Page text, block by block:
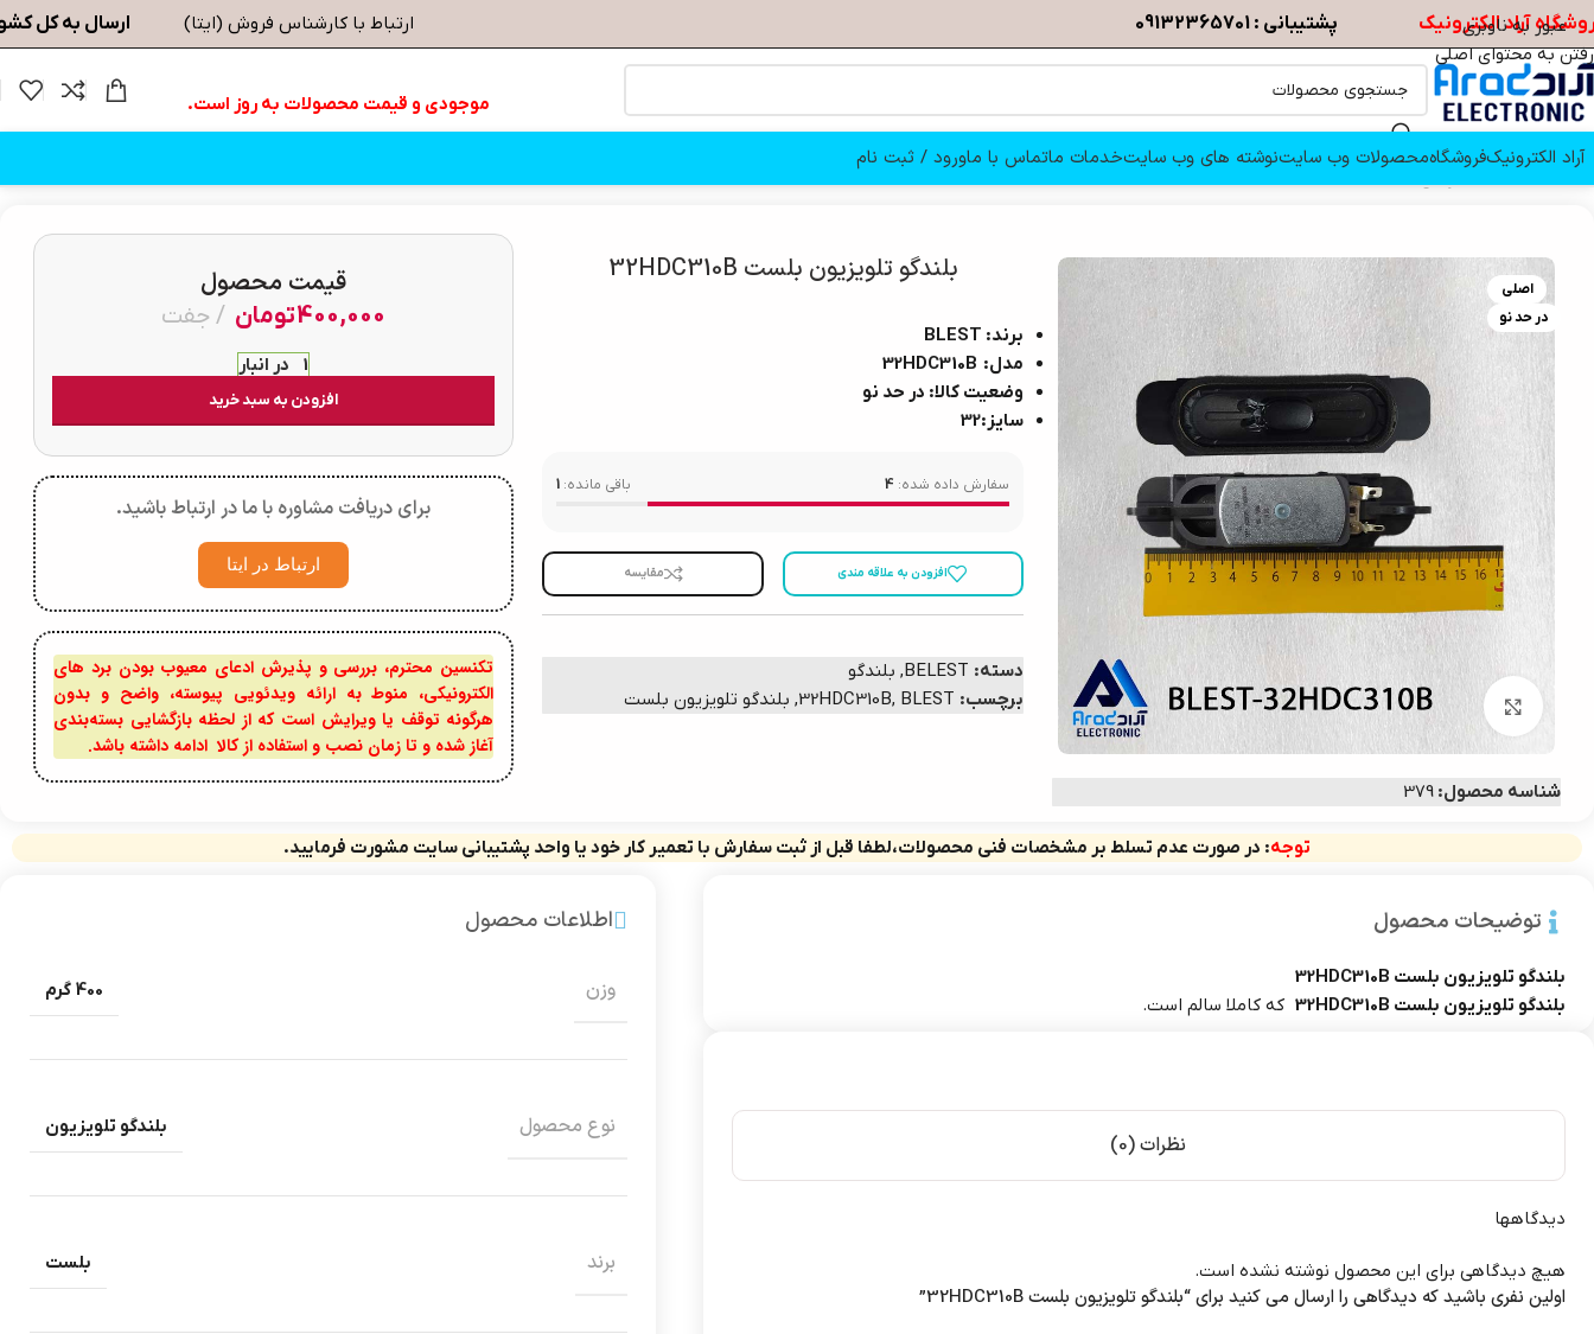
عبور به ناوبری
رفتن به محتوای اصلی
آراد الکترونیک پشتیبانی : 09132365701 ارتباط با کارشناس فروش (ایتا) ارسال به کل
موجودی و قیمت محصولات به روز است.
آراد الکترونیکفروشگاهمحصولات وب سایتنوشته های وب سایتخدمات ماتماس با ماورود / ثبت نام
اصلی
در حد نو
بزرگنمایی تصویر
شناسه محصول: 379
بلندگو تلویزیون بلست 32HDC310B
برند: BLEST
مدل: 32HDC310B
وضعیت کالا: در حد نو
سایز:32
سفارش داده شده: 4 باقی مانده: 1
افزودن به علاقه مندی مقایسه
دسته: BELEST
, بلندگو
برچسب:
32HDC310B, BLEST
, بلندگو تلویزیون بلست
قیمت محصول
400,000تومان جفت
1 در انبار
افزودن به سبد خرید
برای دریافت مشاوره با ما در ارتباط باشید.
ارتباط در ایتا
تکنسین محترم، بررسی و پذیرش ادعای معیوب بودن برد های
الکترونیکی، منوط به ارائه ویدئویی پیوسته، واضح و بدون
هرگونه توقف یا ویرایش است که از لحظه بازگشایی بسته‌بندی
آغاز شده و تا زمان نصب و استفاده از کالا ادامه داشته باشد.
توجه: در صورت عدم تسلط بر مشخصات فنی محصولات،لطفا قبل از ثبت سفارش با تعمیر کار خود یا واحد پشتیبانی سایت مشورت فرمایید.
توضیحات محصول
بلندگو تلویزیون بلست 32HDC310B
بلندگو تلویزیون بلست 32HDC310B
که کاملا سالم است.
نظرات (0)
دیدگاهها
هیچ دیدگاهی برای این محصول نوشته نشده است.
اولین نفری باشید که دیدگاهی را ارسال می کنید برای “بلندگو تلویزیون بلست 32HDC310B”
اطلاعات محصول
وزن 400 گرم
نوع محصول بلندگو تلویزیون
برند بلست